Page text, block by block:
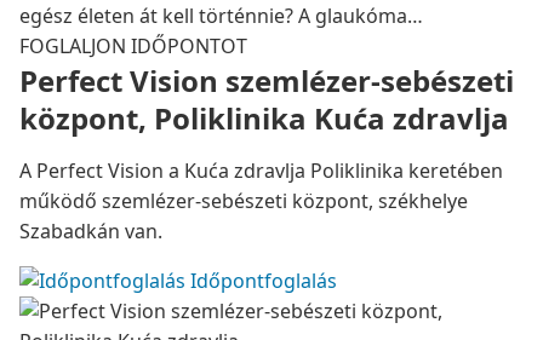
egész életen át kell történnie? A glaukóma…
FOGLALJON IDŐPONTOT
Perfect Vision szemlézer-sebészeti
központ, Poliklinika Kuća zdravlja
A Perfect Vision a Kuća zdravlja Poliklinika keretében
működő szemlézer-sebészeti központ, székhelye
Szabadkán van.
Időpontfoglalás